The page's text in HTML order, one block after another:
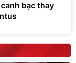
bạc thay